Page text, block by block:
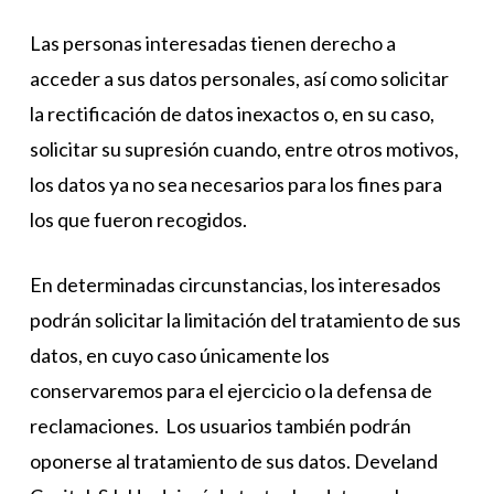
Las personas interesadas tienen derecho a
acceder a sus datos personales, así como solicitar
la rectificación de datos inexactos o, en su caso,
solicitar su supresión cuando, entre otros motivos,
los datos ya no sea necesarios para los fines para
los que fueron recogidos.
En determinadas circunstancias, los interesados
podrán solicitar la limitación del tratamiento de sus
datos, en cuyo caso únicamente los
conservaremos para el ejercicio o la defensa de
reclamaciones. Los usuarios también podrán
oponerse al tratamiento de sus datos. Develand